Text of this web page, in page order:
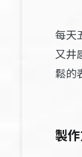
每天
又井
鬆的
製